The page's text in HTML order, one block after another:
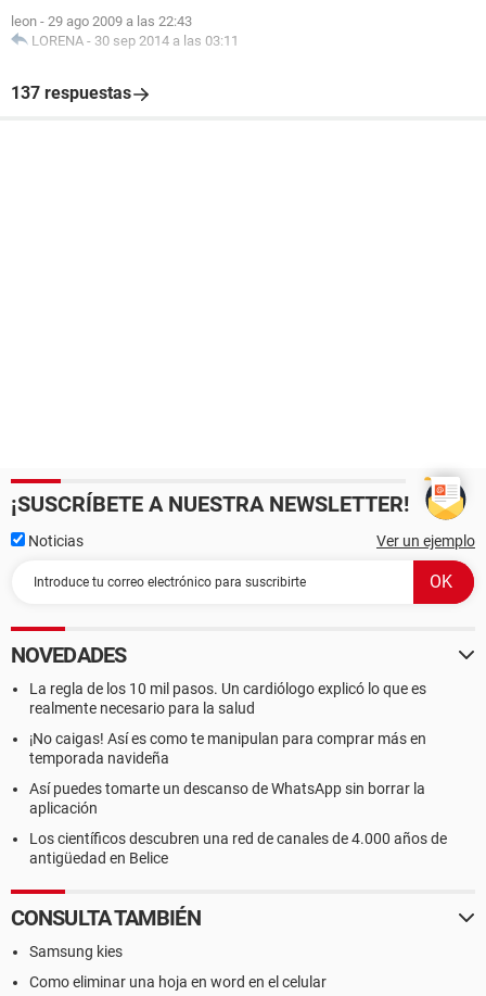
leon - 29 ago 2009 a las 22:43
LORENA - 30 sep 2014 a las 03:11
137 respuestas
¡SUSCRÍBETE A NUESTRA NEWSLETTER!
Noticias Ver un ejemplo
NOVEDADES
La regla de los 10 mil pasos. Un cardiólogo explicó lo que es
realmente necesario para la salud
¡No caigas! Así es como te manipulan para comprar más en
temporada navideña
Así puedes tomarte un descanso de WhatsApp sin borrar la
aplicación
Los científicos descubren una red de canales de 4.000 años de
antigüedad en Belice
CONSULTA TAMBIÉN
Samsung kies
Como eliminar una hoja en word en el celular